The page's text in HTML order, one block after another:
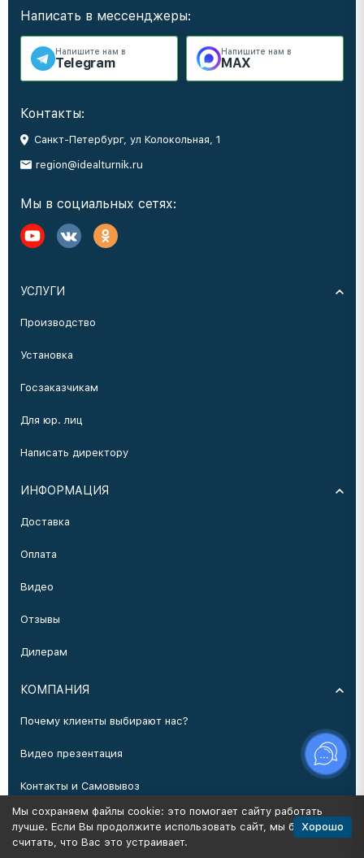
Написать в мессенджеры:
Напишите нам в
Telegram
Напишите нам в
MAX
Контакты:
Санкт-Петербург, ул Колокольная, 1
region@idealturnik.ru
Мы в социальных сетях:
УСЛУГИ
Производство
Установка
Госзаказчикам
Для юр. лиц
Написать директору
ИНФОРМАЦИЯ
Доставка
Оплата
Видео
Отзывы
Дилерам
КОМПАНИЯ
Почему клиенты выбирают нас?
Видео презентация
Контакты и Самовывоз
Производство
Мы сохраняем файлы cookie: это помогает сайту работать
лучше. Если Вы продолжите использовать сайт, мы будем
считать, что Вас это устраивает.
Хорошо